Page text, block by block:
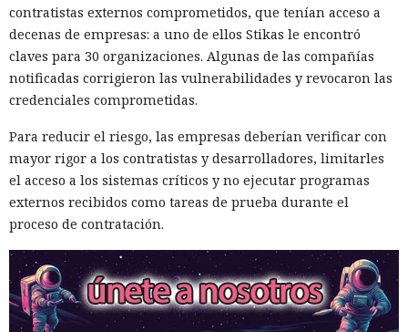
contratistas externos comprometidos, que tenían acceso a
decenas de empresas: a uno de ellos Stikas le encontró
claves para 30 organizaciones. Algunas de las compañías
notificadas corrigieron las vulnerabilidades y revocaron las
credenciales comprometidas.
Para reducir el riesgo, las empresas deberían verificar con
mayor rigor a los contratistas y desarrolladores, limitarles
el acceso a los sistemas críticos y no ejecutar programas
externos recibidos como tareas de prueba durante el
proceso de contratación.